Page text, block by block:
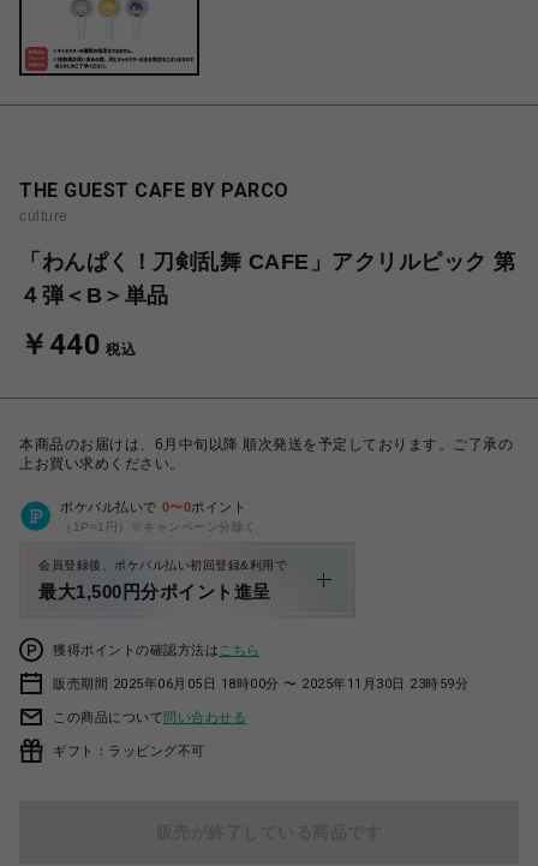
THE GUEST CAFE BY PARCO
culture
「わんぱく！刀剣乱舞 CAFE」アクリルピック 第
４弾＜B＞単品
￥440 税込
本商品のお届けは、6月中旬以降 順次発送を予定しております。ご了承の
上お買い求めください。
ポケパル払いで 0〜0ポイント
（1P=1円）※キャンペーン分除く
会員登録後、ポケパル払い初回登録&利用で
最大1,500円分ポイント進呈
獲得ポイントの確認方法は こちら
販売期間 2025年06月05日 18時00分 〜 2025年11月30日 23時59分
この商品について問い合わせる
ギフト：ラッピング不可